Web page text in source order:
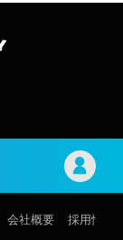
会社概要 採用情報